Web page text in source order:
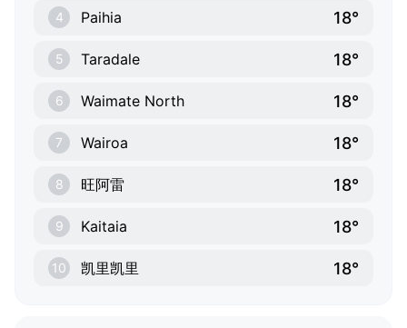
4 Paihia 18°
5 Taradale 18°
6 Waimate North 18°
7 Wairoa 18°
8 旺阿雷 18°
9 Kaitaia 18°
10 凯里凯里 18°